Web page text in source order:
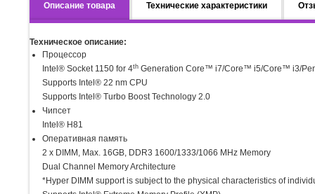
Описание товара Технические характеристики
Техническое описание:
Процессор
Intel® Socket 1150 for 4th Generation Core™ i7/Core™ i5/Core™ i3/
Supports Intel® 22 nm CPU
Supports Intel® Turbo Boost Technology 2.0
Чипсет
Intel® H81
Оперативная память
2 x DIMM, Max. 16GB, DDR3 1600/1333/1066 MHz Memory
Dual Channel Memory Architecture
*Hyper DIMM support is subject to the physical characteristics of